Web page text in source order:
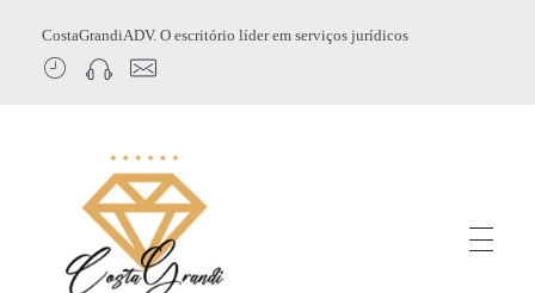
CostaGrandiADV. O escritório líder em serviços jurídicos